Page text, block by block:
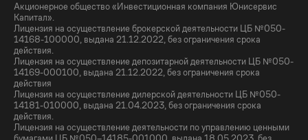
Акционерное общество «Инвестиционная компания Юнисервис
Капитал».
Лицензия на осуществление брокерской деятельности ЦБ №050-
14168-100000, выдана 21.12.2022, без ограничения срока
действия.
Лицензия на осуществление депозитарной деятельности ЦБ №050-
14169-000100, выдана 21.12.2022, без ограничения срока
действия
Лицензия на осуществление дилерской деятельности ЦБ №050-
14181-010000, выдана 21.04.2023, без ограничения срока
действия.
Лицензия на осуществление деятельности по управлению ценными